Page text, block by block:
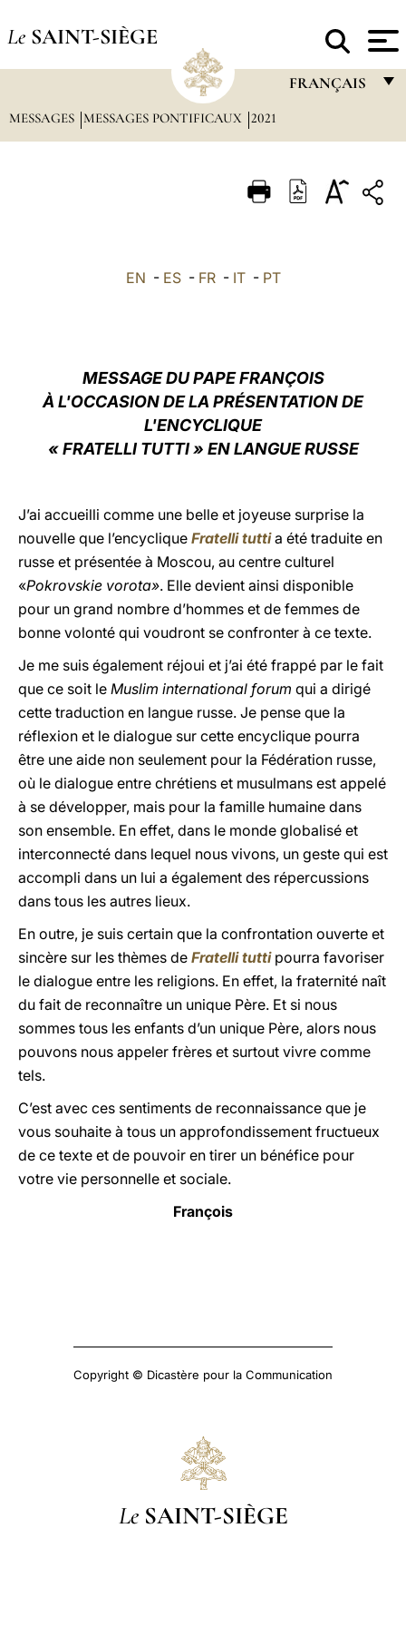
Le SAINT-SIÈGE
FRANÇAIS
ITALIANO
中文
MESSAGES MESSAGES PONTIFICAUX 2021
EN - ES- FR- IT- PT
MESSAGE DU PAPE FRANÇOIS
À L'OCCASION DE LA PRÉSENTATION DE
L'ENCYCLIQUE
« FRATELLI TUTTI » EN LANGUE RUSSE
J’ai accueilli comme une belle et joyeuse surprise la
nouvelle que l’encyclique Fratelli tutti a été traduite en
russe et présentée à Moscou, au centre culturel
«Pokrovskie vorota». Elle devient ainsi disponible
pour un grand nombre d’hommes et de femmes de
bonne volonté qui voudront se confronter à ce texte.
Je me suis également réjoui et j’ai été frappé par le fait
que ce soit le Muslim international forum qui a dirigé
cette traduction en langue russe. Je pense que la
réflexion et le dialogue sur cette encyclique pourra
être une aide non seulement pour la Fédération russe,
où le dialogue entre chrétiens et musulmans est appelé
à se développer, mais pour la famille humaine dans
son ensemble. En effet, dans le monde globalisé et
interconnecté dans lequel nous vivons, un geste qui est
accompli dans un lui a également des répercussions
dans tous les autres lieux.
En outre, je suis certain que la confrontation ouverte et
sincère sur les thèmes de Fratelli tutti pourra favoriser
le dialogue entre les religions. En effet, la fraternité naît
du fait de reconnaître un unique Père. Et si nous
sommes tous les enfants d’un unique Père, alors nous
pouvons nous appeler frères et surtout vivre comme
tels.
C’est avec ces sentiments de reconnaissance que je
vous souhaite à tous un approfondissement fructueux
de ce texte et de pouvoir en tirer un bénéfice pour
votre vie personnelle et sociale.
François
Copyright © Dicastère pour la Communication
Le SAINT-SIÈGE